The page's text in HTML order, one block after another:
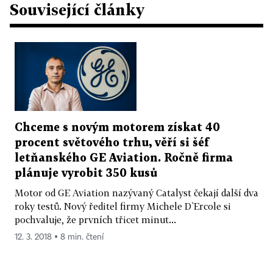
Související články
Chceme s novým motorem získat 40
procent světového trhu, věří si šéf
letňanského GE Aviation. Ročně firma
plánuje vyrobit 350 kusů
Motor od GE Aviation nazývaný Catalyst čekají další dva
roky testů. Nový ředitel firmy Michele D`Ercole si
pochvaluje, že prvních třicet minut...
12. 3. 2018 ▪ 8 min. čtení